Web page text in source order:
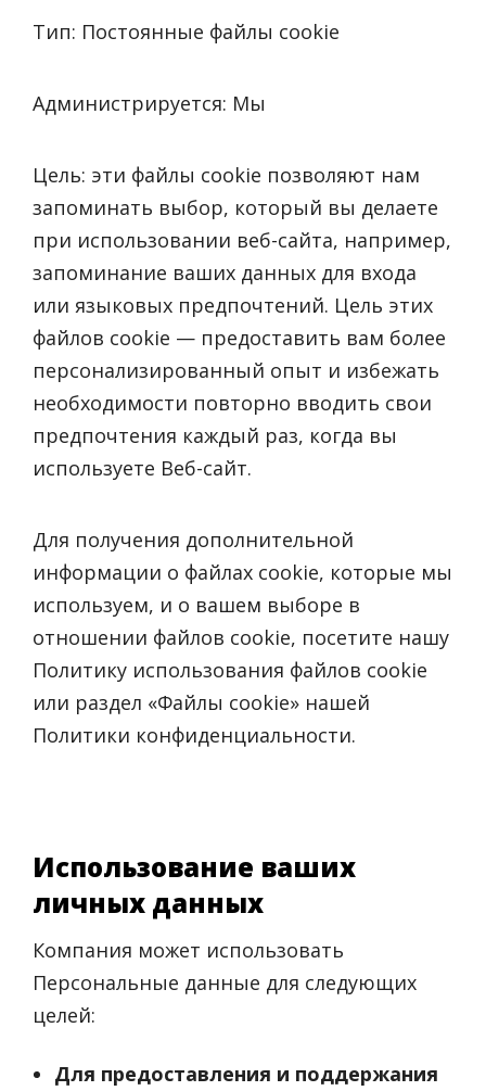
Тип: Постоянные файлы cookie
Администрируется: Мы
Цель: эти файлы cookie позволяют нам
запоминать выбор, который вы делаете
при использовании веб-сайта, например,
запоминание ваших данных для входа
или языковых предпочтений. Цель этих
файлов cookie — предоставить вам более
персонализированный опыт и избежать
необходимости повторно вводить свои
предпочтения каждый раз, когда вы
используете Веб-сайт.
Для получения дополнительной
информации о файлах cookie, которые мы
используем, и о вашем выборе в
отношении файлов cookie, посетите нашу
Политику использования файлов cookie
или раздел «Файлы cookie» нашей
Политики конфиденциальности.
Использование ваших
личных данных
Компания может использовать
Персональные данные для следующих
целей:
Для предоставления и поддержания